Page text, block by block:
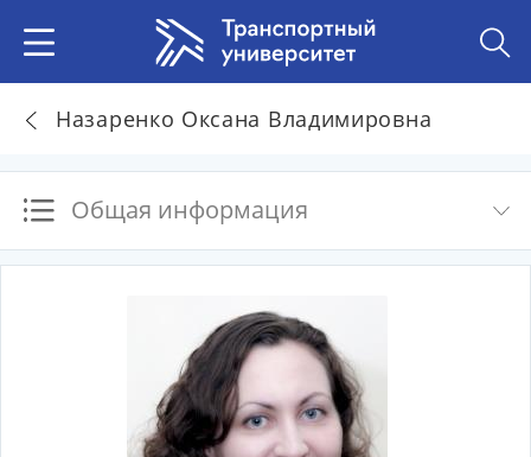
Назаренко Оксана Владимировна
Общая информация